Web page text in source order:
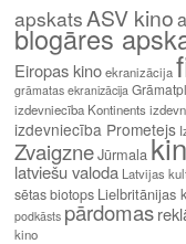
apskats ASV kino
blogāres
Eiropas kino ekranizācija
grāmatas ekranizācija
izdevniecība Kontinents
izdevniecība Prometejs
ZvaigzneJūrmala
latviešu valoda Latvijas
sētas biotops Lielbritānijas
podkāsts pārdomas
kino